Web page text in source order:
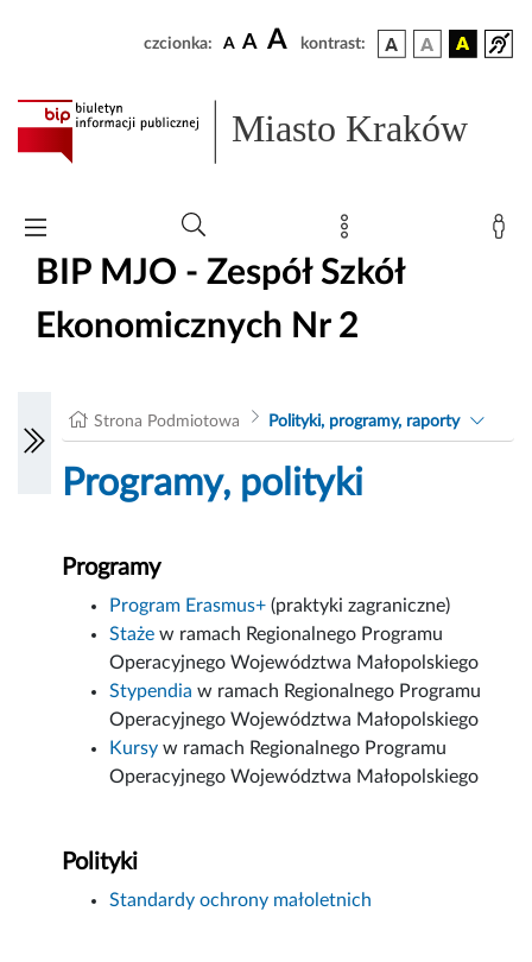
czcionka: A A A kontrast:
Miasto Kraków
BIP MJO - Zespół Szkół
Ekonomicznych Nr 2
Strona Podmiotowa Polityki, programy, raporty
Programy, polityki
Programy
Program Erasmus+ (praktyki zagraniczne)
Staże w ramach Regionalnego Programu
Operacyjnego Województwa Małopolskiego
Stypendia w ramach Regionalnego Programu
Operacyjnego Województwa Małopolskiego
Kursy w ramach Regionalnego Programu
Operacyjnego Województwa Małopolskiego
Polityki
Standardy ochrony małoletnich